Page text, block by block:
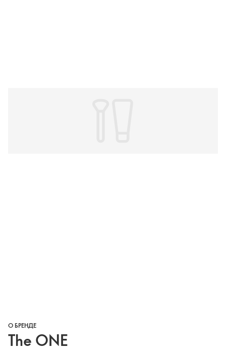
О БРЕНДЕ
The ONE